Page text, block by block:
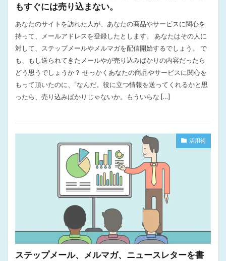
もすぐには売り込まない。
あなたのサイトを訪れた人が、あなたの商品やサービスに関心を
持って、メールアドレスを登録したとします。 あなたはその人に
対して、ステップメールやメルマガを配信開始するでしょう。 で
も、もし送られてきたメールやが売り込みばかりの内容だったら
どう思うでしょうか？ せっかくあなたの商品やサービスに関心を
もって頂いたのに、“なんだ。役に立つ情報を送ってくれるかと思
ったら、売り込みばかりじゃないか。もういらな […]
活用術
ステップメール、メルマガ、ニュースレターを書